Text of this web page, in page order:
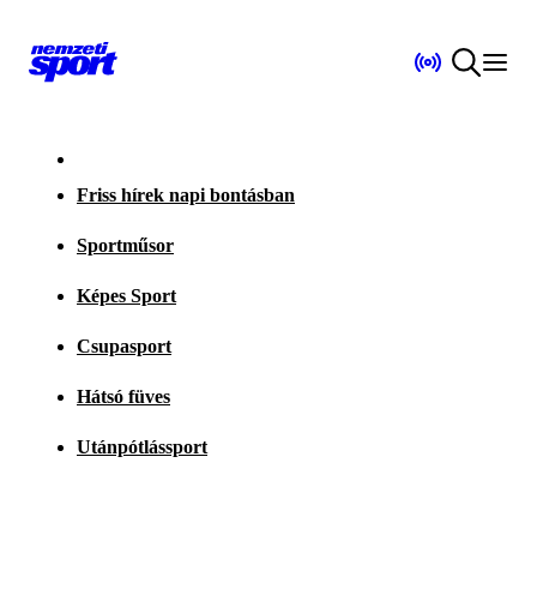
Friss hírek napi bontásban
Sportműsor
Képes Sport
Csupasport
Hátsó füves
Utánpótlássport